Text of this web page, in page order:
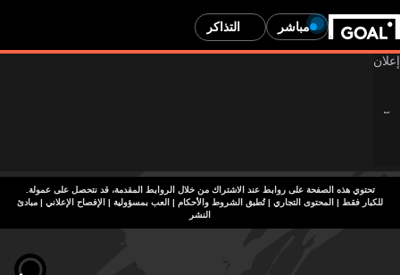
مباشر التذاكر
تحتوي هذه الصفحة على روابط عند الاشتراك من خلال الروابط المقدمة، قد نتحصل على عمولة.
للكبار فقط | المحتوى التجاري | تُطبق الشروط والأحكام | العب بمسؤولية
| الإفصاح الإعلاني | مبادئ
النشر